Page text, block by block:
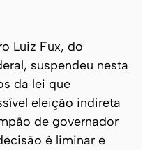
Luiz Fux, do
suspendeu nesta
da lei que
eleição indireta
de governador
é liminar e